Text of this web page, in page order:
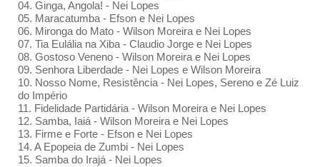
04. Ginga, Angola! - Nei Lopes
05. Maracatumba - Efson e Nei Lopes
06. Mironga do Mato - Wilson Moreira e Nei Lopes
07. Tia Eulália na Xiba - Claudio Jorge e Nei Lopes
08. Gostoso Veneno - Wilson Moreira e Nei Lopes
09. Senhora Liberdade - Nei Lopes e Wilson Moreira
10. Nosso Nome, Resistência - Nei Lopes, Sereno e Zé Luiz
do Império
11. Fidelidade Partidária - Wilson Moreira e Nei Lopes
12. Samba, Iaiá - Wilson Moreira e Nei Lopes
13. Firme e Forte - Efson e Nei Lopes
14. A Epopeia de Zumbi - Nei Lopes
15. Samba do Irajá - Nei Lopes